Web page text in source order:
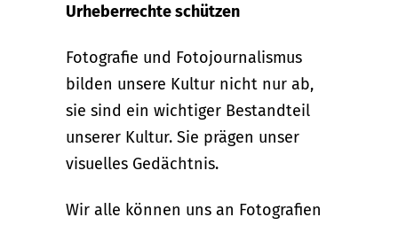
Urheberrechte schützen
Fotografie und Fotojournalismus
bilden unsere Kultur nicht nur ab,
sie sind ein wichtiger Bestandteil
unserer Kultur. Sie prägen unser
visuelles Gedächtnis.
Wir alle können uns an Fotografien